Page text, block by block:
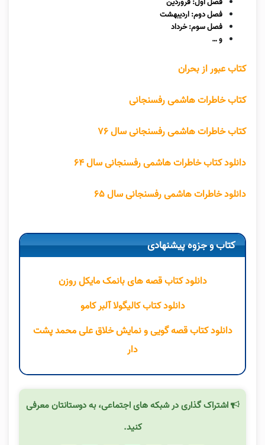
فصل دوم: اردیبهشت
فصل سوم: خرداد
و …
کتاب عبور از بحران
کتاب خاطرات هاشمی رفسنجانی
کتاب خاطرات هاشمی رفسنجانی سال ۷۶
دانلود کتاب خاطرات هاشمی رفسنجانی سال ۶۴
دانلود خاطرات هاشمی رفسنجانی سال ۶۵
کتاب و جزوه پیشنهادی
دانلود کتاب قصه های بانمک مایکل روزن
دانلود کتاب کالیگولا آلبر کامو
دانلود کتاب قصه گویی و نمایش خلاق علی محمد پشت
دار
اشتراک گذاری در شبکه های اجتماعی، به دوستانتان معرفی
کنید.